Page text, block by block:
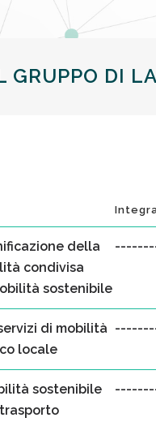
GRUPPO DI
della
condivisa
sostenibile
di mobilità
locale
sostenibile